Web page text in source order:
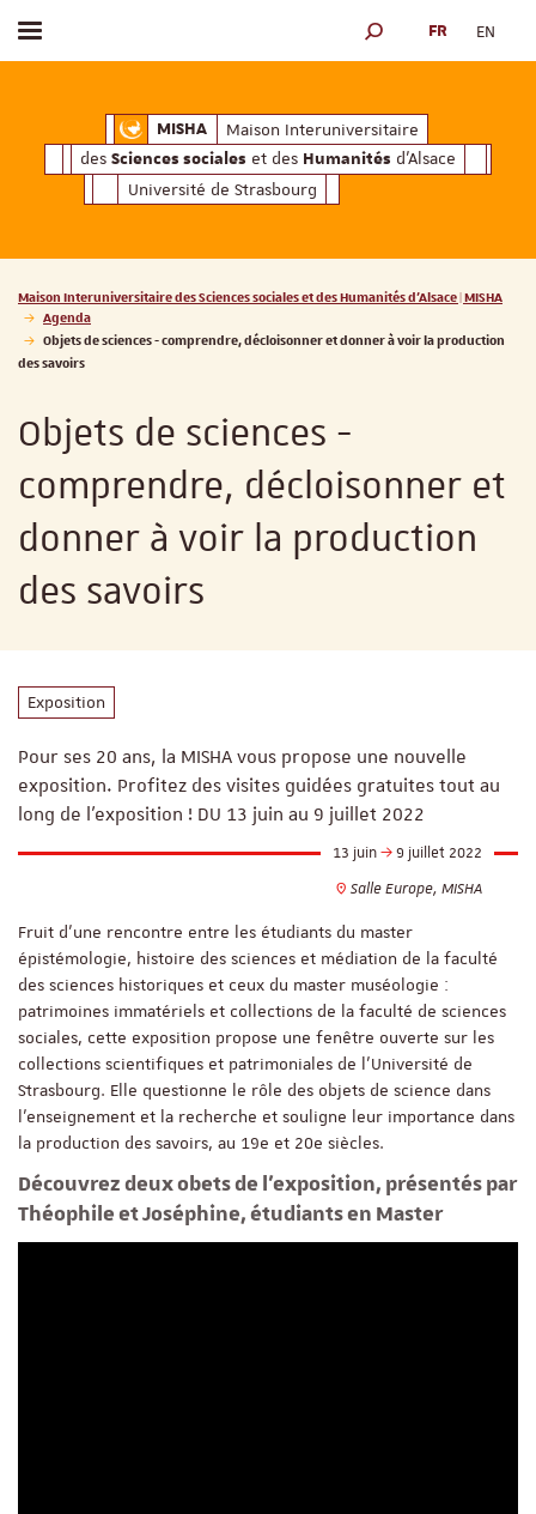
MISHAMaison Interuniversitaire des
Maison Interuniversitaire
des Sciences sociales et des Humanités d'Alsace
Université de Strasbourg
Afficher / masquer le menu MOTEUR DE
FR EN
Vous êtes ici :
Maison Interuniversitaire des Sciences sociales et des Humanités d'Alsace | MISHA
Agenda
Objets de sciences - comprendre, décloisonner et donner à voir la production
des savoirs
Objets de sciences -
comprendre, décloisonner et
donner à voir la production
des savoirs
Exposition
Pour ses 20 ans, la MISHA vous propose une nouvelle
exposition. Profitez des visites guidées gratuites tout au
long de l'exposition ! DU 13 juin au 9 juillet 2022
13 juin
9 juillet 2022
Salle Europe, MISHA
Fruit d’une rencontre entre les étudiants du master
épistémologie, histoire des sciences et médiation de la faculté
des sciences historiques et ceux du master muséologie :
patrimoines immatériels et collections de la faculté de sciences
sociales, cette exposition propose une fenêtre ouverte sur les
collections scientifiques et patrimoniales de l’Université de
Strasbourg. Elle questionne le rôle des objets de science dans
l’enseignement et la recherche et souligne leur importance dans
la production des savoirs, au 19e et 20e siècles.
Découvrez deux obets de l'exposition, présentés par
Théophile et Joséphine, étudiants en Master